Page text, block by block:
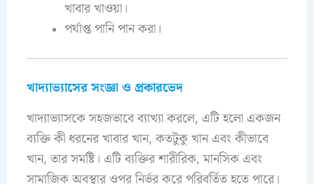
খাবার খাওয়া।
পর্যাপ্ত পানি পান করা।
খাদ্যাভ্যাসের সংজ্ঞা ও প্রকারভেদ
খাদ্যাভ্যাসকে সহজভাবে ব্যাখ্যা করলে, এটি হলো একজন
ব্যক্তি কী ধরনের খাবার খান, কতটুকু খান এবং কীভাবে
খান, তার সমষ্টি। এটি ব্যক্তির শারীরিক, মানসিক এবং
সামাজিক অবস্থার ওপর নির্ভর করে পরিবর্তিত হতে পারে।